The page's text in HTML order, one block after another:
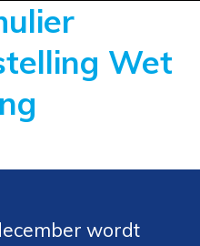
Wet
wordt